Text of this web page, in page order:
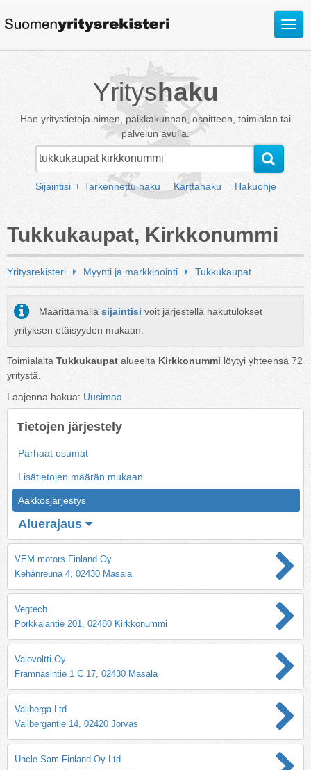
Avaa
Yrityshaku
Hae yritystietoja nimen, paikkakunnan, osoitteen, toimialan tai
palvelun avulla.
Sijaintisi Tarkennettu haku Karttahaku Hakuohje
Tukkukaupat, Kirkkonummi
Yritysrekisteri Myynti ja markkinointi Tukkukaupat
Määrittämällä sijaintisi voit järjestellä hakutulokset
yrityksen etäisyyden mukaan.
Toimialalta Tukkukaupat alueelta Kirkkonummi löytyi yhteensä 72
yritystä.
Laajenna hakua: Uusimaa
Tietojen järjestely
Parhaat osumat
Lisätietojen määrän mukaan
Aakkosjärjestys
Aluerajaus
VEM motors Finland Oy
Kehänreuna 4, 02430 Masala
Vegtech
Porkkalantie 201, 02480 Kirkkonummi
Valovoltti Oy
Framnäsintie 1 C 17, 02430 Masala
Vallberga Ltd
Vallbergantie 14, 02420 Jorvas
Uncle Sam Finland Oy Ltd